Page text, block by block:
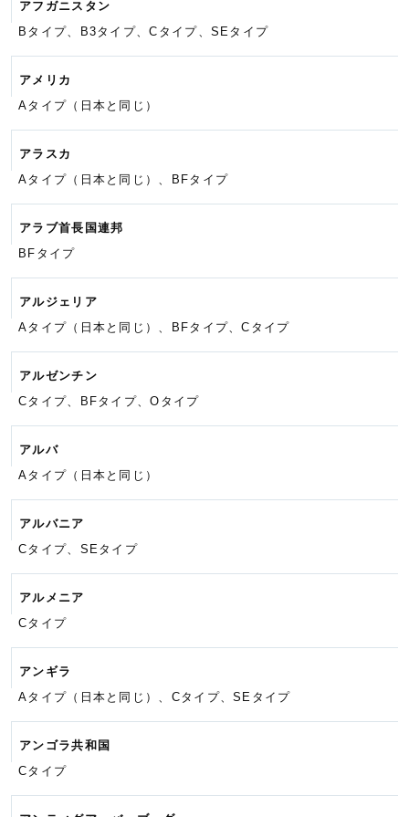
アフガニスタン
Bタイプ、B3タイプ、Cタイプ、 SEタイプ
アメリカ
Aタイプ（日本と同じ）
アラスカ
Aタイプ（日本と同じ）、BFタイプ
アラブ首長国連邦
BFタイプ
アルジェリア
Aタイプ（日本と同じ）、BFタイプ、Cタイプ
アルゼンチン
Cタイプ、BFタイプ、Oタイプ
アルバ
Aタイプ（日本と同じ）
アルバニア
Cタイプ、SEタイプ
アルメニア
Cタイプ
アンギラ
Aタイプ（日本と同じ）、Cタイプ、SEタイプ
アンゴラ共和国
Cタイプ